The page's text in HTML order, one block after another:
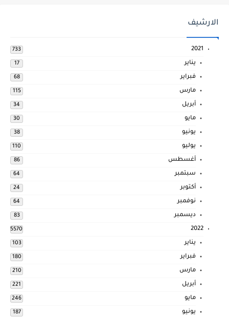
الارشيف
2021
733
يناير 17
فبراير 68
مارس 115
أبريل 34
مايو 30
يونيو 38
يوليو 110
أغسطس 86
سبتمبر 64
أكتوبر 24
نوفمبر 64
ديسمبر 83
2022
5570
يناير 103
فبراير 180
مارس 210
أبريل 221
مايو 246
يونيو 187